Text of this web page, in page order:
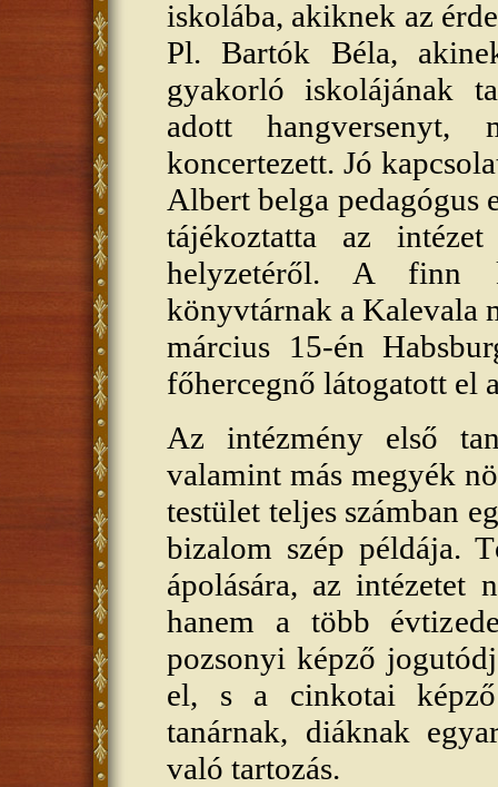
iskolába, akiknek az
Pl. Bartók Béla,
gyakorló iskolájának
adott
koncertezett. Jó
Albert belga pedagógus
tájékoztatta az
helyzetéről. A finn
könyvtárnak a Kalevala
március 15-én
főhercegnő látogatott el
Az intézmény első
valamint más megyék
testület teljes számban
bizalom szép példája.
ápolására, az intézetet
hanem a több
pozsonyi képző
el, s a cinkotai
tanárnak, diáknak
való tartozás.